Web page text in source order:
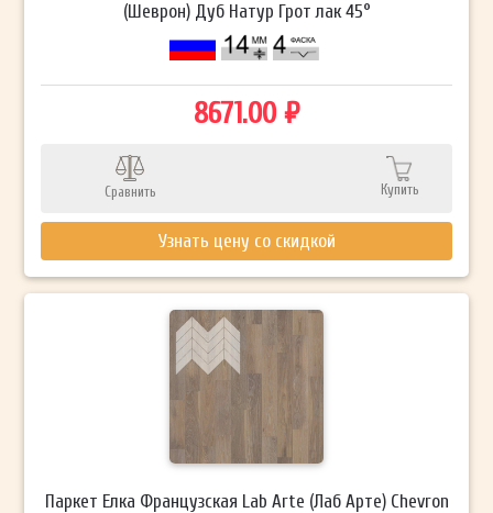
(Шеврон) Дуб Натур Грот лак 45°
8671.00 ₽
Сравнить Купить
Узнать цену со скидкой
Паркет Елка Французская Lab Arte (Лаб Арте) Chevron